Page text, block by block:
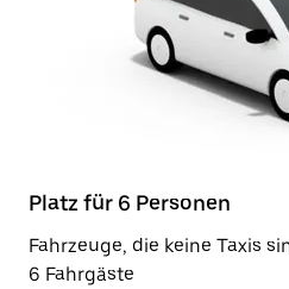
Platz für 6 Personen
Fahrzeuge, die keine Taxis
6 Fahrgäste